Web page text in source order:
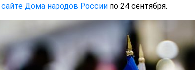
сайте Дома народов Россиипо 24 сентября.